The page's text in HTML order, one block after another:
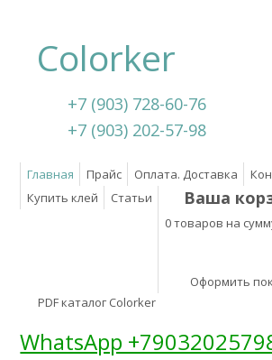
Colorker
+7 (903) 728-60-76
+7 (903) 202-57-98
Главная Прайс Оплата. Доставка
Купить клей
Статьи Ваша
0 товаров на
Оформить
PDF каталог Colorker
WhatsApp